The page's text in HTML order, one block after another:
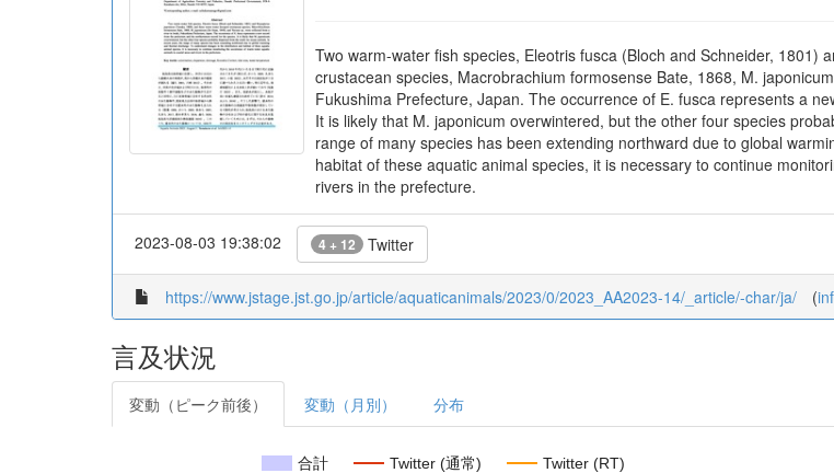
Two warm-water fish species, Eleotris fusca (Bloch and Schneider,
crustacean species, Macrobrachium formosense Bate, 1868, M.
Fukushima Prefecture, Japan. The occurrence of E. fusca represents a
It is likely that M. japonicum overwintered, but the other four species
range of many species has been extending northward due to global
habitat of these aquatic animal species, it is necessary to continue
rivers in the prefecture.
2023-08-03 19:38:02 4 + 12 Twitter
https://www.jstage.jst.go.jp/article/aquaticanimals/2023/0/2023_AA2023-14/_article/-char/ja/ (
言及状況
変動（ピーク前後） 変動（月別） 分布
合計 Twitter (通常) Twitter (RT)